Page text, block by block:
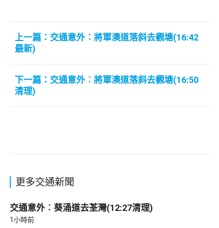
上一篇：交通意外︰將軍澳道落斜去觀塘(16:42
最新)
下一篇：交通意外︰將軍澳道落斜去觀塘(16:50
清理)
更多交通新聞
交通意外︰葵涌道去荃灣(12:27清理)
1小時前